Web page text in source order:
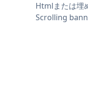
Htmlまたは埋
Scrolling